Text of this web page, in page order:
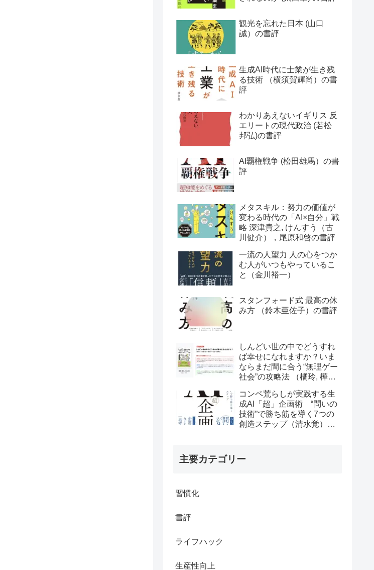
観光を忘れた日本 (山口
誠）の書評
生成AI時代に士業が生き残
る技術 （横須賀輝尚）の書
評
わかりあえないイギリス 反
エリートの現代政治 (若松
邦弘)の書評
AI覇権戦争 (松田雄馬）の書
評
メタスキル：努力の価値が
変わる時代の「AI×自分」戦
略 深津貴之, けんすう（古
川健介），尾原和啓の書評
一流の人望力 人の心をつか
む人がいつもやっているこ
と（金川裕一）
スタンフォード式 最高の休
み方 （鈴木亜佐子）の書評
しんどい世の中でどうすれ
ば幸せになれますか？いま
ならまだ間に合う“無理ゲー
社会”の攻略法 （橘玲, 樺山
コンペ荒らしが実践する生
成AI「超」企画術 “問いの
技術”で勝ち筋を導く7つの
創造ステップ（清水覚）の
主要カテゴリー
習慣化
書評
ライフハック
生産性向上